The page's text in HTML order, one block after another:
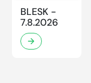
BLESK -
7.8.2026